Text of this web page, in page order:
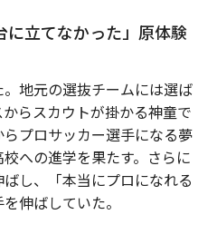
に立てなかった」原体験
地元の選抜チームには選ば
らスカウトが掛かる神童で
プロサッカー選手になる夢
への進学を果たす。さらに
し、「本当にプロになれる
伸ばしていた。